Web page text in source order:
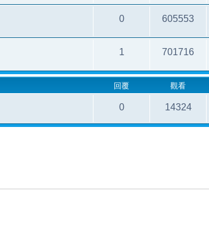
0 605553
1 701716
回覆 觀看
0 14324